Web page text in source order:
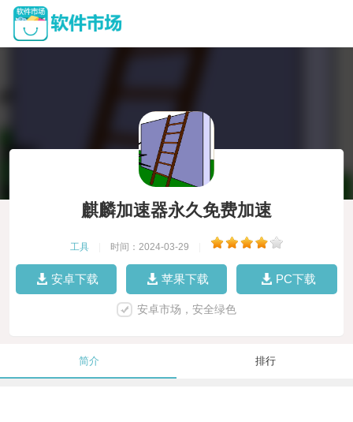
麒麟加速器永久免费加速
工具 时间：2024-03-29
安卓下载 苹果下载 PC下载
安卓市场，安全绿色
简介 排行